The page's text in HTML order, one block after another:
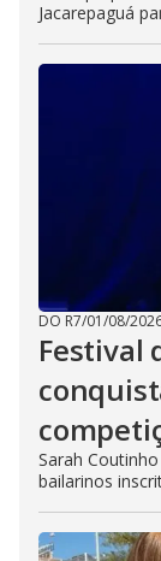
Jacarepaguá
DO R7/01/08/
Festival
Sarah
bailarinos